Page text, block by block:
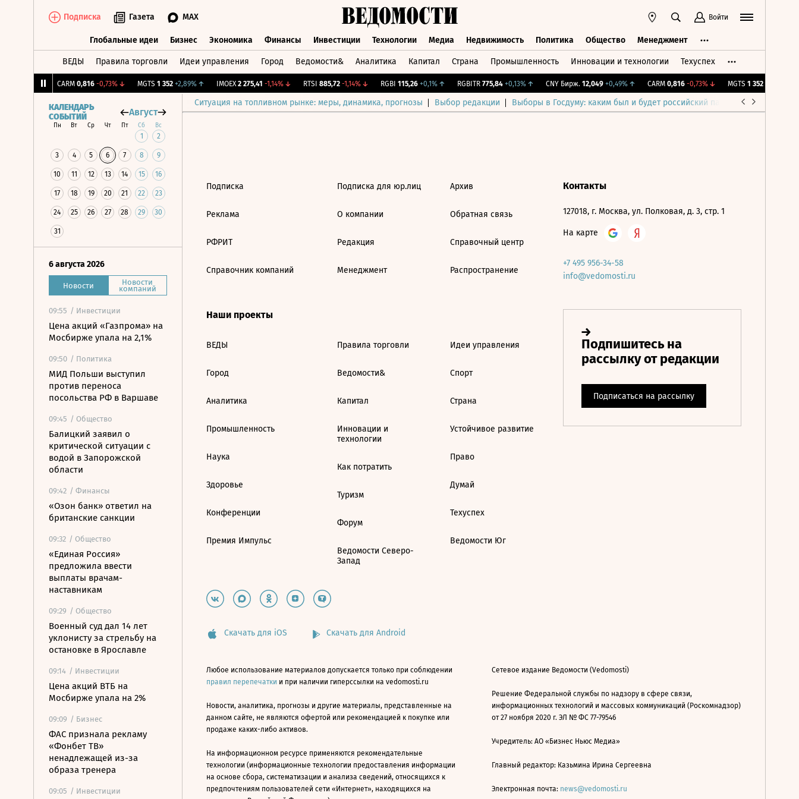
Подписка Газета MAX Войти
Глобальные идеи Бизнес Экономика Финансы Инвестиции Технологии Медиа Недвижимость Политика Общество Менеджмент
ВЕДЫ Правила торговли Идеи управления Город Ведомости& Аналитика Капитал Страна Промышленность Инновации и технологии Техуспех
CARM 0,816 -0,73%↓ MGTS 1 352 +2,89%↑ IMOEX 2 275,41 -1,14%↓ RTSI 885,72 -1,14%↓ RGBI 115,26 +0,1%↑ RGBITR 775,84 +0,13%↑ CNY Бирж. 12,049 +0,49%↑ CARM 0,816 -0,73%↓ MGTS 1 352 +2,89%
Ситуация на топливном рынке: меры, динамика, прогнозы Выбор редакции Выборы в Госдуму: каким был и будет российский парламент
КАЛЕНДАРЬ
СОБЫТИЙ
Август
Пн Вт Ср Чт Пт Сб Вс
1 2
3 4 5 6 7 8 9
10 11 12 13 14 15 16
17 18 19 20 21 22 23
24 25 26 27 28 29 30
31
6 августа 2026
Новости Новости
компаний
09:55 / Инвестиции
Цена акций «Газпрома» на
Мосбирже упала на 2,1%
09:50 / Политика
МИД Польши выступил
против переноса
посольства РФ в Варшаве
09:45 / Общество
Балицкий заявил о
критической ситуации с
водой в Запорожской
области
09:42 / Финансы
«Озон банк» ответил на
британские санкции
09:32 / Общество
«Единая Россия»
предложила ввести
выплаты врачам-
наставникам
09:29 / Общество
Военный суд дал 14 лет
уклонисту за стрельбу на
остановке в Ярославле
09:14 / Инвестиции
Цена акций ВТБ на
Мосбирже упала на 2%
09:09 / Бизнес
ФАС признала рекламу
«Фонбет ТВ»
ненадлежащей из-за
образа тренера
09:05 / Инвестиции
Подписка
Реклама
РФРИТ
Справочник компаний
Подписка для юр.лиц
О компании
Редакция
Менеджмент
Архив
Обратная связь
Справочный центр
Распространение
Наши проекты
ВЕДЫ
Город
Аналитика
Промышленность
Наука
Здоровье
Конференции
Премия Импульс
Правила торговли
Ведомости&
Капитал
Инновации и
технологии
Как потратить
Туризм
Форум
Ведомости Северо-
Запад
Идеи управления
Спорт
Страна
Устойчивое развитие
Право
Думай
Техуспех
Ведомости Юг
Контакты
127018, г. Москва, ул. Полковая, д. 3, стр. 1
На карте
+7 495 956-34-58
info@vedomosti.ru
Скачать для iOS Скачать для Android
Любое использование материалов допускается только при соблюдении
правил перепечатки и при наличии гиперссылки на vedomosti.ru
Новости, аналитика, прогнозы и другие материалы, представленные на
данном сайте, не являются офертой или рекомендацией к покупке или
продаже каких-либо активов.
На информационном ресурсе применяются рекомендательные
технологии (информационные технологии предоставления информации
на основе сбора, систематизации и анализа сведений, относящихся к
предпочтениям пользователей сети «Интернет», находящихся на
Сетевое издание Ведомости (Vedomosti)
Решение Федеральной службы по надзору в сфере связи,
информационных технологий и массовых коммуникаций (Роскомнадзор)
от 27 ноября 2020 г. ЭЛ № ФС 77-79546
Учредитель: АО «Бизнес Ньюс Медиа»
Главный редактор: Казьмина Ирина Сергеевна
Электронная почта: news@vedomosti.ru